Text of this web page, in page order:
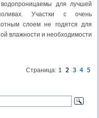
для лучшей
Участки с очень
слоем не годятся для
влажности и необходимости
Страница: